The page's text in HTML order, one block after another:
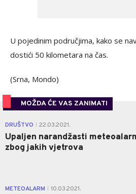
U pojedinim područjima, kako se
dostići 50 kilometara na čas.
(Srna, Mondo)
MOŽDA ĆE VAS ZANIMATI
DRUŠTVO 22.03.2021.
Upaljen narandžasti
zbog jakih vjetrova
METEOALARM 10.03.2021.